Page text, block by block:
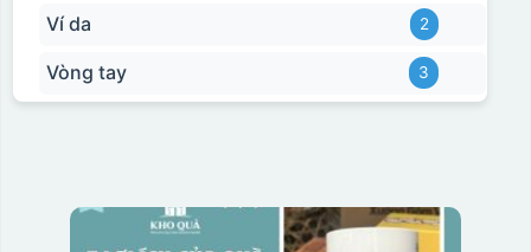
Ví da 2
Vòng tay 3